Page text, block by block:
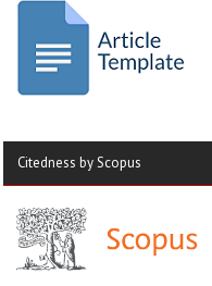
Citedness by Scopus